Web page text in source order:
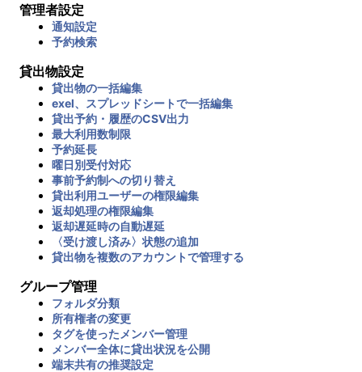
管理者設定
通知設定
予約検索
貸出物設定
貸出物の一括編集
exel、スプレッドシートで一括編集
貸出予約・履歴のCSV出力
最大利用数制限
予約延長
曜日別受付対応
事前予約制への切り替え
貸出利用ユーザーの権限編集
返却処理の権限編集
返却遅延時の自動遅延
〈受け渡し済み〉状態の追加
貸出物を複数のアカウントで管理する
グループ管理
フォルダ分類
所有権者の変更
タグを使ったメンバー管理
メンバー全体に貸出状況を公開
端末共有の推奨設定